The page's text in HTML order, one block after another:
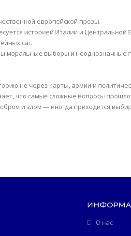
европейской прозы.
историей Италии и Центральной
саг.
моральные выборы и неоднозначные
не через карты, армии и
что самые сложные вопросы
и злом — иногда приходится
О нас